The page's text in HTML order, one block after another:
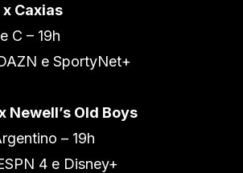
Caxias
C – 19h
e SportyNet+
Newell’s Old Boys
– 19h
4 e Disney+